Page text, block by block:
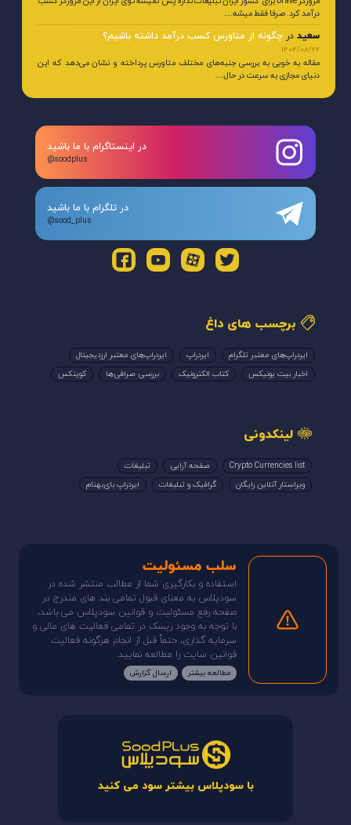
درآمد کرد. صرفا فقط میشه…
سعید در چگونه از متاورس کسب درآمد داشته باشیم؟
1404/08/22
مقاله به خوبی به بررسی جنبه‌های مختلف متاورس پرداخته و نشان می‌دهد که این
دنیای مجازی به سرعت در حال…
در اینستاگرام با ما باشید
@soodplus
در تلگرام با ما باشید
@sood_plus
برچسب های داغ
ایردراپ‌های معتبر تلگرام ایردراپ
ایردراپ‌های معتبر ارزدیجیتال
اخبار بیت یونیکس
کتاب الکترونیک بررسی صرافی‌ها کوینکس
لینکدونی
Crypto Currencies list صفحه آرایی
تبلیغات
ویراستار آنلاین رایگان
گرافیک و تبلیغات ایردراپ بای‌بهنام
سلب مسئولیت
استفاده و بکارگیری شما از مطالب منتشر شده در
سودپلاس به معنای قبول تمامی بند های مندرج در
صفحه رفع مسئولیت و قوانین سودپلاس می باشد،
با توجه به وجود ریسک در تمامی فعالیت های مالی و
سرمایه گذاری، حتماً قبل از انجام هرگونه فعالیت
قوانین سایت را مطالعه نمایید.
مطالعه بیشتر ارسال گزارش
با سودپلاس بیشتر سود می کنید